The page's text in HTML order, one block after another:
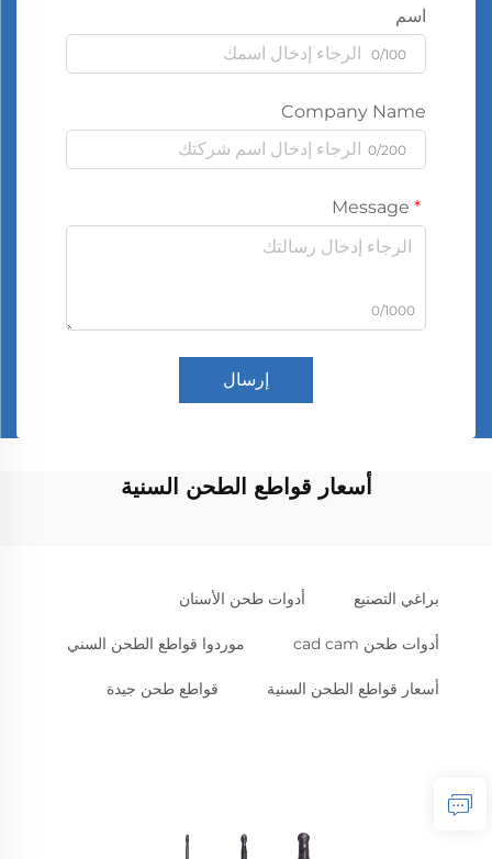
اسم
0/100
Company Name
0/200
0/1000
إرسال
أسعار قواطع الطحن السنية
براغي التصنيع أدوات طحن الأسنان
أدوات طحن cad cam موردوا قواطع الطحن السني
أسعار قواطع الطحن السنية قواطع طحن جيدة